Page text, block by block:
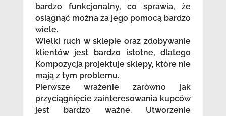
bardzo funkcjonalny, co sprawia, że
osiągnąć można za jego pomocą bardzo
wiele.
Wielki ruch w sklepie oraz zdobywanie
klientów jest bardzo istotne, dlatego
Kompozycja projektuje sklepy, które nie
mają z tym problemu.
Pierwsze wrażenie zarówno jak
przyciągnięcie zainteresowania kupców
jest bardzo ważne. Utworzenie